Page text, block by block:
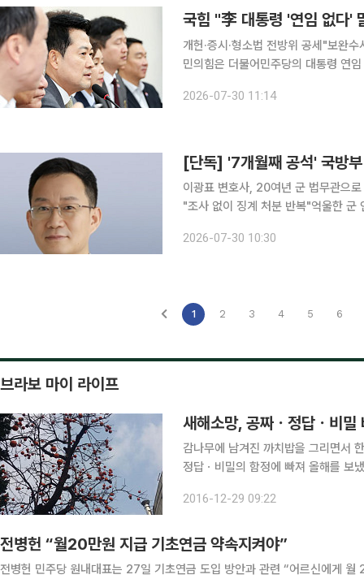
국힘 "李 대통령 '연임 없다'
개헌·증시·형소법 전방위 공세"보완
민의힘은 더불어민주당의 대통령 연
"현직 대통령을 포함한 연임 개헌 논
2026-07-30 11:14
[단독] '7개월째 공석' 국방
이광표 변호사, 20여년 군 법무관으
"조사 없이 징계 처분 반복"억울한 군 인사 징계 관련 대응
해소되면서 그간 절차적 논란이 제기
2026-07-30 10:30
1 2 3 4 5 6
브라보 마이 라이프
새해소망, 공짜ㆍ정답ㆍ비밀
감나무에 남겨진 까치밥을 그리면서
정답ㆍ비밀의 함정에 빠져 올해를 보
가가 따른다. 검찰조사에 이어 국회청
2016-12-29 09:22
전병헌 “월20만원 지급 기초연금 약속지켜야”
전병헌 민주당 원내대표는 27일 기초연금 도입 방안과 관련 “어르신에게